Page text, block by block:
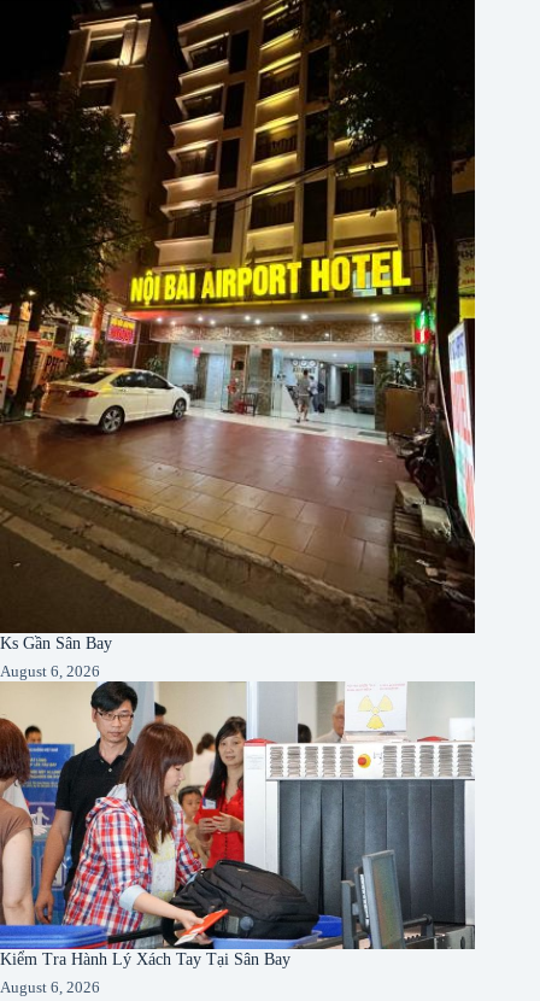
Ks Gần Sân Bay
August 6, 2026
Kiểm Tra Hành Lý Xách Tay Tại Sân Bay
August 6, 2026